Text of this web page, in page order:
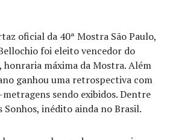
oficial da 40ª Mostra São Paulo,
foi eleito vencedor do
honraria máxima da Mostra. Além
ganhou uma retrospectiva com
metragens sendo exibidos. Dentre
Sonhos, inédito ainda no Brasil.